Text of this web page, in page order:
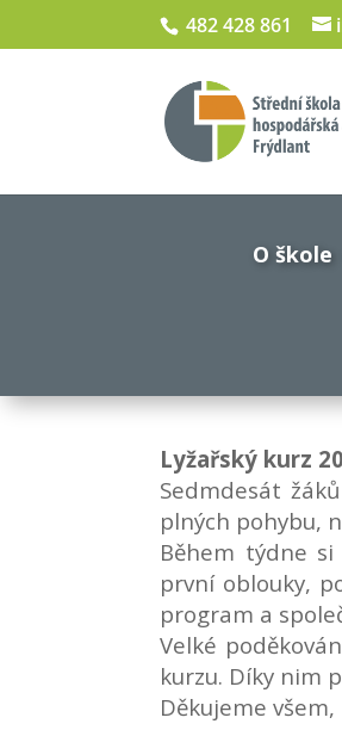
482 428 861
O škole
Lyžařský kurz
Sedmdesát
plných pohybu,
Během týdne
první oblouky,
program a
Velké
kurzu. Díky nim
Děkujeme